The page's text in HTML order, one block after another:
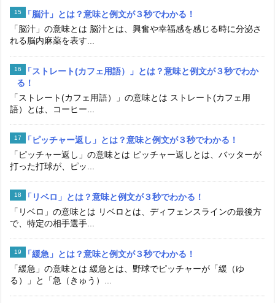
「脳汁」とは？意味と例文が３秒でわかる！
「脳汁」の意味とは 脳汁とは、興奮や幸福感を感じる時に分泌さ
れる脳内麻薬を表す...
「ストレート(カフェ用語）」とは？意味と例文が３秒でわか
る！
「ストレート(カフェ用語）」の意味とは ストレート(カフェ用
語）とは、コーヒー...
「ピッチャー返し」とは？意味と例文が３秒でわかる！
「ピッチャー返し」の意味とは ピッチャー返しとは、バッターが
打った打球が、ピッ...
「リベロ」とは？意味と例文が３秒でわかる！
「リベロ」の意味とは リベロとは、ディフェンスラインの最後方
で、特定の相手選手...
「緩急」とは？意味と例文が３秒でわかる！
「緩急」の意味とは 緩急とは、野球でピッチャーが「緩（ゆ
る）」と「急（きゅう）...